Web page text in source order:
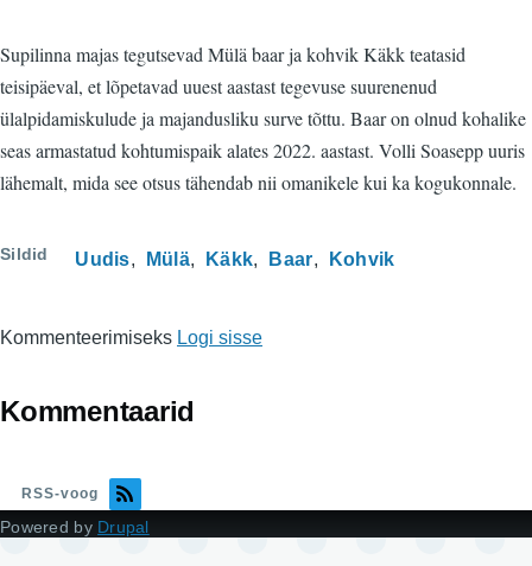
Supilinna majas tegutsevad Mülä baar ja kohvik Käkk teatasid
teisipäeval, et lõpetavad uuest aastast tegevuse suurenenud
ülalpidamiskulude ja majandusliku surve tõttu. Baar on olnud kohalike
seas armastatud kohtumispaik alates 2022. aastast. Volli Soasepp uuris
lähemalt, mida see otsus tähendab nii omanikele kui ka kogukonnale.
Sildid Uudis Mülä Käkk Baar Kohvik
Kommenteerimiseks Logi sisse
Kommentaarid
RSS-voog
Powered by Drupal